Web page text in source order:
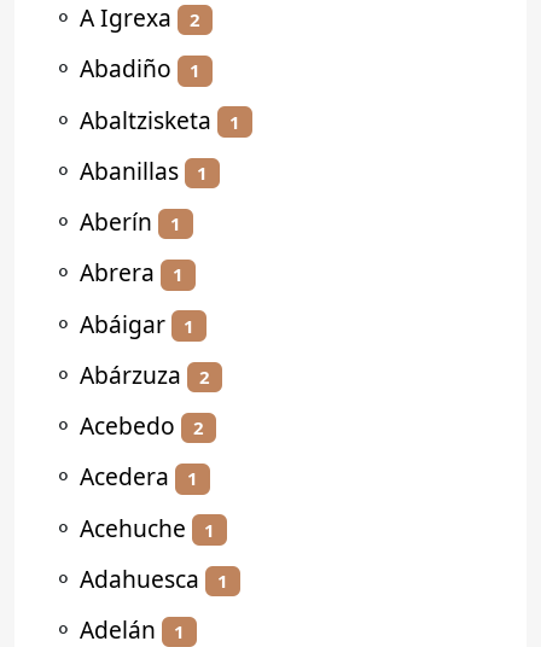
⚬ A Igrexa 2
⚬ Abadiño 1
⚬ Abaltzisketa 1
⚬ Abanillas 1
⚬ Aberín 1
⚬ Abrera 1
⚬ Abáigar 1
⚬ Abárzuza 2
⚬ Acebedo 2
⚬ Acedera 1
⚬ Acehuche 1
⚬ Adahuesca 1
⚬ Adelán 1